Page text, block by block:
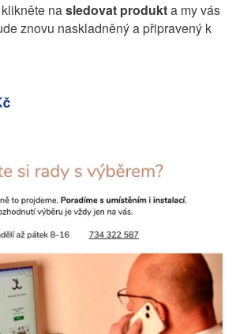
nasledovat produkta my vás
znovu naskladněný a připravený k